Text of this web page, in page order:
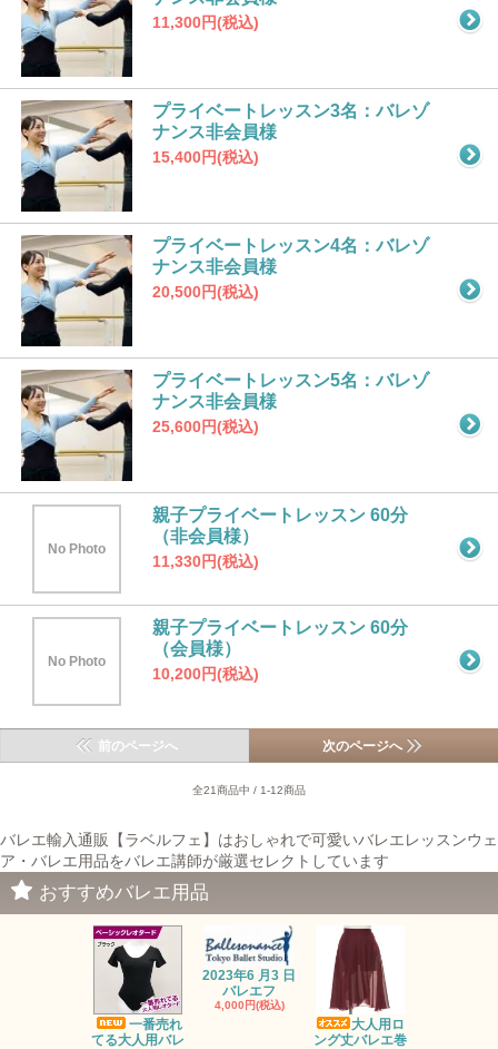
11,300円(税込)
プライベートレッスン3名：バレゾ
ナンス非会員様
15,400円(税込)
プライベートレッスン4名：バレゾ
ナンス非会員様
20,500円(税込)
プライベートレッスン5名：バレゾ
ナンス非会員様
25,600円(税込)
No Photo
親子プライベートレッスン 60分
（非会員様）
11,330円(税込)
No Photo
親子プライベートレッスン 60分
（会員様）
10,200円(税込)
前のページへ 次のページへ
全21商品中 / 1-12商品
バレエ輸入通販【ラベルフェ】はおしゃれで可愛いバレエレッスンウェ
ア・バレエ用品をバレエ講師が厳選セレクトしています
おすすめバレエ用品
一番売れ
てる大人用バレ
2023年6 月3 日
バレエフ
4,000円(税込)
大人用ロ
ング丈バレエ巻